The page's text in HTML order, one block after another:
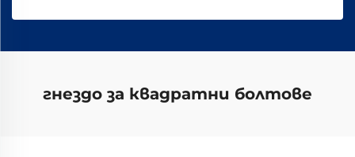
гнездо за квадратни болтове